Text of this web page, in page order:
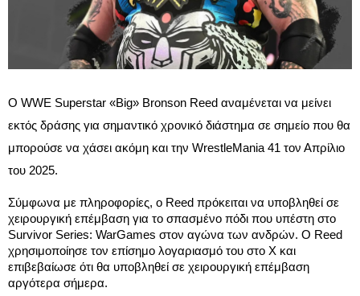
Ο WWE Superstar «Big» Bronson Reed αναμένεται να μείνει
εκτός δράσης για σημαντικό χρονικό διάστημα σε σημείο που θα
μπορούσε να χάσει ακόμη και την WrestleMania 41 τον Απρίλιο
του 2025.
Σύμφωνα με πληροφορίες, ο Reed πρόκειται να υποβληθεί σε
χειρουργική επέμβαση για το σπασμένο πόδι που υπέστη στο
Survivor Series: WarGames στον αγώνα των ανδρών. Ο Reed
χρησιμοποίησε τον επίσημο λογαριασμό του στο Χ και
επιβεβαίωσε ότι θα υποβληθεί σε χειρουργική επέμβαση
αργότερα σήμερα.